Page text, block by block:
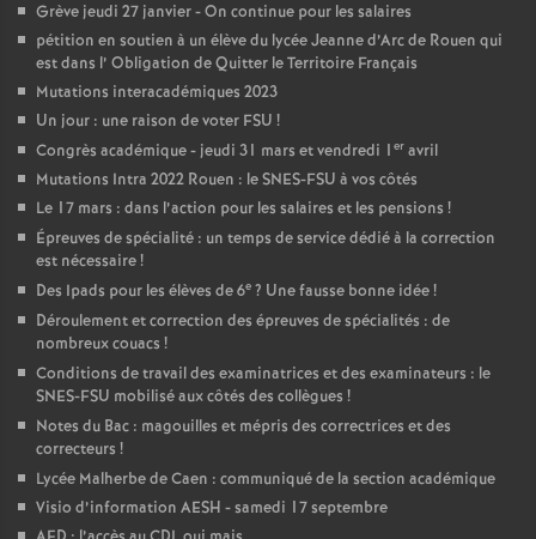
Grève jeudi 27 janvier - On continue pour les salaires
pétition en soutien à un élève du lycée Jeanne d’Arc de Rouen qui
est dans l’ Obligation de Quitter le Territoire Français
Mutations interacadémiques 2023
Un jour : une raison de voter FSU !
Congrès académique - jeudi 31 mars et vendredi 1 er avril
Mutations Intra 2022 Rouen : le SNES-FSU à vos côtés
Le 17 mars : dans l’action pour les salaires et les pensions !
Épreuves de spécialité : un temps de service dédié à la correction
est nécessaire!
Des Ipads pour les élèves de 6e ? Une fausse bonne idée!
Déroulement et correction des épreuves de spécialités : de
nombreux couacs !
Conditions de travail des examinatrices et des examinateurs : le
SNES-FSU mobilisé aux côtés des collègues !
Notes du Bac : magouilles et mépris des correctrices et des
correcteurs !
Lycée Malherbe de Caen : communiqué de la section académique
Visio d’information AESH - samedi 17 septembre